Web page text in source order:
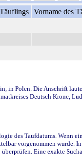
Vorname des
Polen. Die Anschrift
Deutsch Krone,
des Taufdatums. Wenn
vorgenommen wurde.
Eine exakte